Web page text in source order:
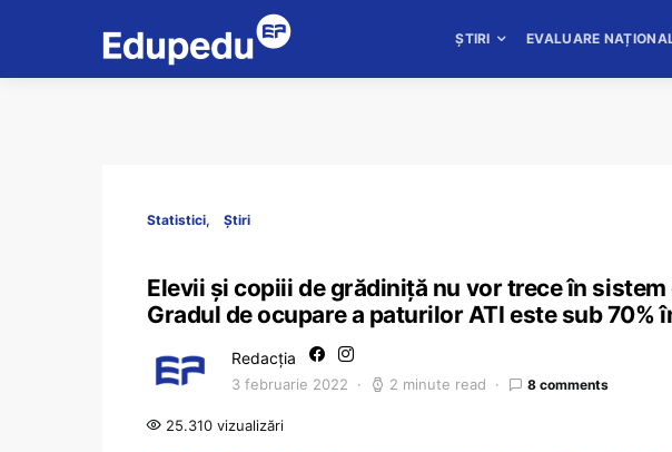
ȘTIRI EVALUARE
Statistici Știri
Elevii și copiii de grădiniță nu vor trece în
Gradul de ocupare a paturilor ATI este sub 70%
Redacția
3 februarie 2022 2 minute read 8 comments
25.310 vizualizări